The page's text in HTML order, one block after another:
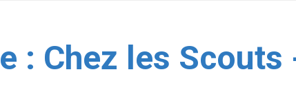
: Chez les Scouts